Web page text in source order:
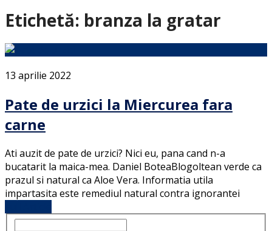
Etichetă: branza la gratar
13 aprilie 2022
Pate de urzici la Miercurea fara
carne
Ati auzit de pate de urzici? Nici eu, pana cand n-a
bucatarit la maica-mea. Daniel BoteaBlogoltean verde ca
prazul si natural ca Aloe Vera. Informatia utila
impartasita este remediul natural contra ignorantei